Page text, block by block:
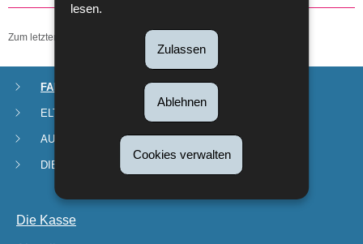
lesen.
Zulassen
Ablehnen
Cookies verwalten
Zum letzten Mal aktualisiert am22/04/2021
Navigationsmenü
FAMILIENZULAGEN
ELTERNURLAUB
AUSSERSCHULISCHE KINDERBETREUUNG
DIENSTE UND ANTRÄGE
Die Kasse